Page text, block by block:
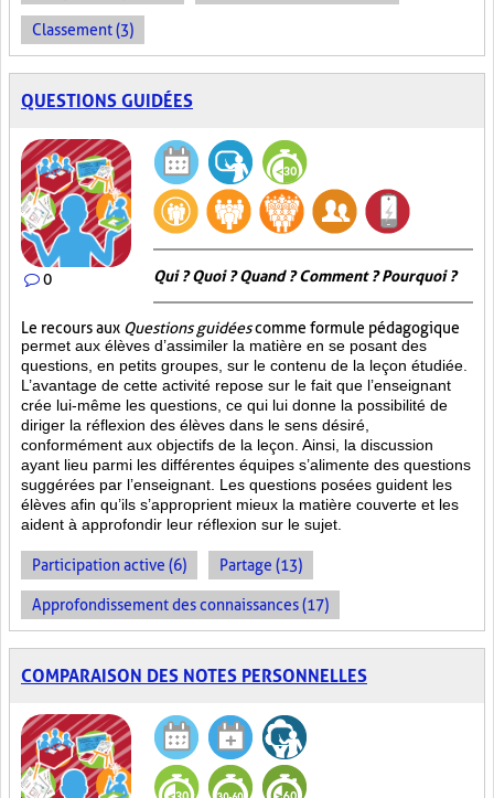
Classement (3)
QUESTIONS GUIDÉES
0 Qui ? Quoi ? Quand ? Comment ? Pourquoi ?
Le recours aux Questions guidéescomme formule pédagogique
permet aux élèves d’assimiler la matière en se posant des
questions, en petits groupes, sur le contenu de la leçon étudiée.
L’avantage de cette activité repose sur le fait que l’enseignant
crée lui-même les questions, ce qui lui donne la possibilité de
diriger la réflexion des élèves dans le sens désiré,
conformément aux objectifs de la leçon. Ainsi, la discussion
ayant lieu parmi les différentes équipes s’alimente des questions
suggérées par l’enseignant. Les questions posées guident les
élèves afin qu’ils s’approprient mieux la matière couverte et les
aident à approfondir leur réflexion sur le sujet.
Participation active (6) Partage (13)
Approfondissement des connaissances (17)
COMPARAISON DES NOTES PERSONNELLES